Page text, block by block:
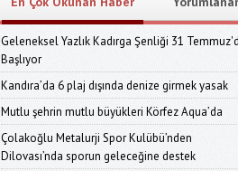
Geleneksel Yazlık Kadırga Şenliği 31
Başlıyor
Kandıra’da 6 plaj dışında denize girmek yasak
Mutlu şehrin mutlu büyükleri Körfez Aqua’da
Çolakoğlu Metalurji Spor Kulübü’nden
Dilovası’nda sporun geleceğine destek